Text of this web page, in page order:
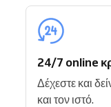
24/7 online
Δέχεστε και
και τον ιστό.